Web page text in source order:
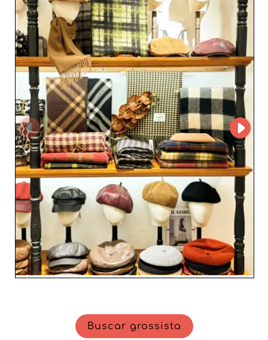
informações detalhadas, firmar uma parceria ou fazer
um pedido. Essa abordagem direta favorece uma relação
comercial personalizada e duradoura. Escolher VERI
accessories é optar por um parceiro confiável, que
entende as necessidades dos profissionais de moda. Seu
atendimento ágil, o cumprimento de prazos e os preços
competitivos fazem dele um aliado estratégico para
lojistas que desejam ampliar sua oferta com acessórios
refinados e versáteis. Com VERI accessories, transforme
seu catálogo e ofereça aos seus clientes peças
modernas, elegantes e duráveis, que reforçarão a
imagem e a atratividade da sua loja.
Buscar grossista